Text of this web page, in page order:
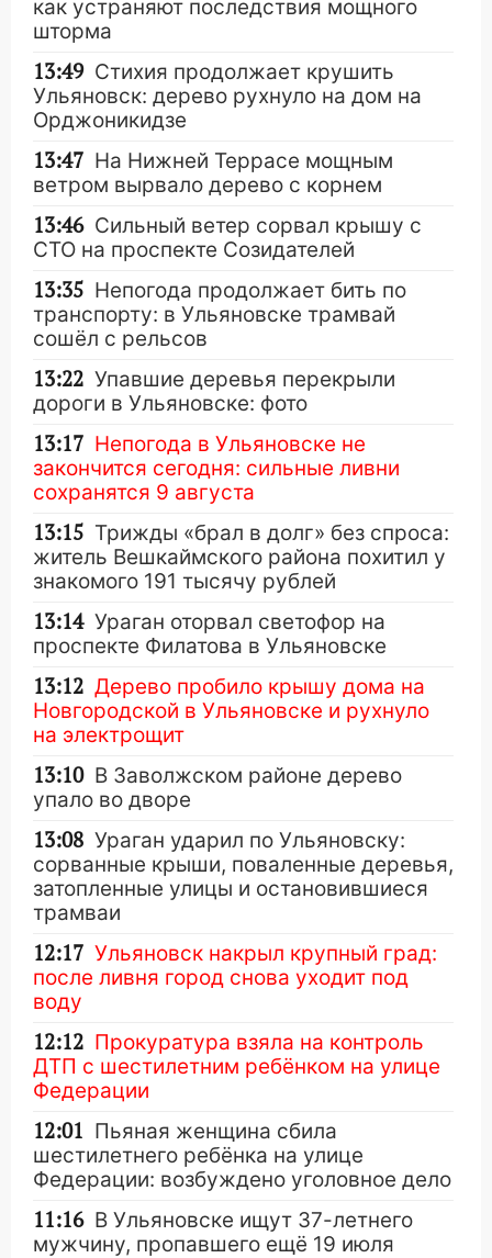
как устраняют последствия мощного
шторма
13:49 Стихия продолжает крушить
Ульяновск: дерево рухнуло на дом на
Орджоникидзе
13:47 На Нижней Террасе мощным
ветром вырвало дерево с корнем
13:46 Сильный ветер сорвал крышу с
СТО на проспекте Созидателей
13:35 Непогода продолжает бить по
транспорту: в Ульяновске трамвай
сошёл с рельсов
13:22 Упавшие деревья перекрыли
дороги в Ульяновске: фото
13:17 Непогода в Ульяновске не
закончится сегодня: сильные ливни
сохранятся 9 августа
13:15 Трижды «брал в долг» без спроса:
житель Вешкаймского района похитил у
знакомого 191 тысячу рублей
13:14 Ураган оторвал светофор на
проспекте Филатова в Ульяновске
13:12 Дерево пробило крышу дома на
Новгородской в Ульяновске и рухнуло
на электрощит
13:10 В Заволжском районе дерево
упало во дворе
13:08 Ураган ударил по Ульяновску:
сорванные крыши, поваленные деревья,
затопленные улицы и остановившиеся
трамваи
12:17 Ульяновск накрыл крупный град:
после ливня город снова уходит под
воду
12:12 Прокуратура взяла на контроль
ДТП с шестилетним ребёнком на улице
Федерации
12:01 Пьяная женщина сбила
шестилетнего ребёнка на улице
Федерации: возбуждено уголовное дело
11:16 В Ульяновске ищут 37-летнего
мужчину, пропавшего ещё 19 июля